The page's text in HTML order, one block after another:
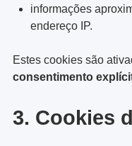
informações
endereço IP.
Estes cookies são
consentimento
3. Cookies